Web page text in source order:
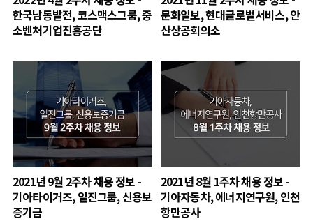
한국남동발전, 코스맥스그룹, 중
소벤처기업진흥공단
문화일보, 현대글로벌서비스, 안
산상공회의소
2021년 9월 2주차 채용 정보 -
기아타이거즈, 일진그룹, 신용보
증기금
2021년 8월 1주차 채용 정보 -
기아자동차, 에너지연구원, 인천
항만공사